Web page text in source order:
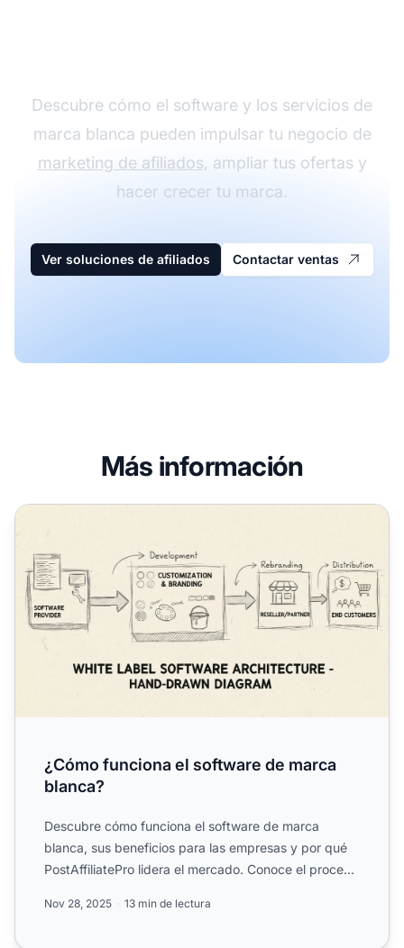
Descubre cómo el software y los servicios de
marca blanca pueden impulsar tu negocio de
marketing de afiliados, ampliar tus ofertas y
hacer crecer tu marca.
Ver soluciones de afiliados Contactar ventas
Más información
¿Cómo funciona el software de marca blanca?
¿Cómo funciona el software de marca
blanca?
Descubre cómo funciona el software de marca
blanca, sus beneficios para las empresas y por qué
PostAffiliatePro lidera el mercado. Conoce el proceso
Nov 28, 2025 13 min de lectura